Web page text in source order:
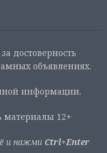
достоверность
объявлениях.
информации.
материалы 12+
и нажми Ctrl+Enter